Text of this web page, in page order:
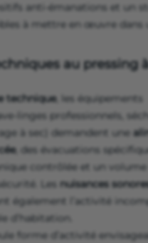
anti‑émanations et un
à mettre en œuvre dans
au pressing
technique, les équipements
professionnels,
à sec) demandent une
, des évacuations
contrôlée et un volume
Les nuisances
également l’activité
d’habitation.
forme d’activité